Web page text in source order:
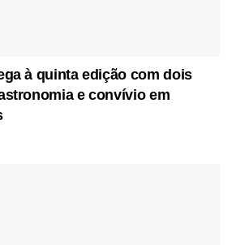
à quinta edição com dois
e convívio em